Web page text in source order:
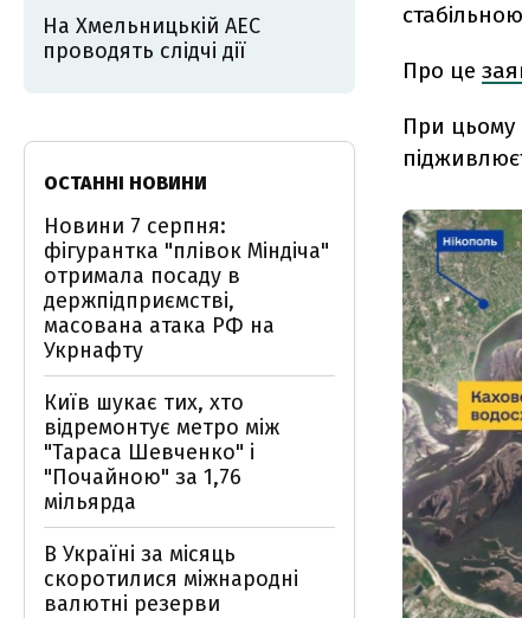
Про це
При цьому
На Хмельницькій АЕС
проводять слідчі дії
ОСТАННІ НОВИНИ
Новини 7 серпня:
фігурантка "плівок Міндіча"
отримала посаду в
держпідприємстві,
масована атака РФ на
Укрнафту
Київ шукає тих, хто
відремонтує метро між
"Тараса Шевченко" і
"Почайною" за 1,76
мільярда
В Україні за місяць
скоротилися міжнародні
валютні резерви